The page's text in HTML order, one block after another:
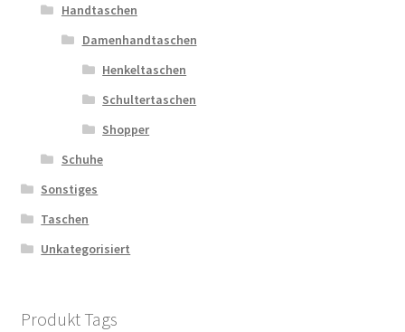
Handtaschen
Damenhandtaschen
Henkeltaschen
Schultertaschen
Shopper
Schuhe
Sonstiges
Taschen
Unkategorisiert
Produkt Tags